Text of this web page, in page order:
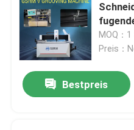
V
MOQ：
Preis：
Bestpreis